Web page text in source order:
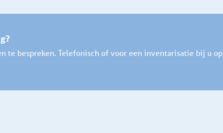
te bespreken. Telefonisch of voor een inventarisatie bij u op